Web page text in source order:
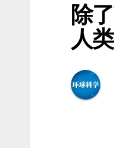
除
人